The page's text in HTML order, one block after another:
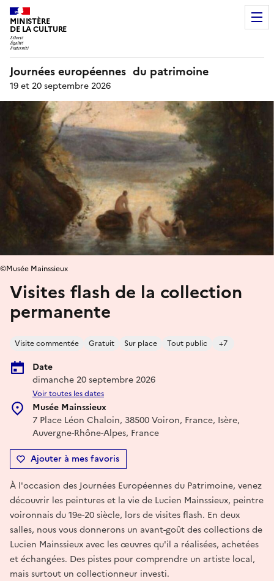
MINISTÈRE
DE LA CULTURE
Journées européennes du patrimoine
19 et 20 septembre 2026
Visites flash de la collection
permanente
Visite commentée Gratuit Sur place Tout public +7
Date
dimanche 20 septembre 2026
Voir toutes les dates
Musée Mainssieux
7 Place Léon Chaloin, 38500 Voiron, France, Isère,
Auvergne-Rhône-Alpes, France
Ajouter à mes favoris
©Musée Mainssieux
À l'occasion des Journées Européennes du Patrimoine, venez
découvrir les peintures et la vie de Lucien Mainssieux, peintre
voironnais du 19e-20 siècle, lors de visites flash. En deux
salles, nous vous donnerons un avant-goût des collections de
Lucien Mainssieux avec les œuvres qu'il a réalisées, achetées
et échangées. Des pistes pour comprendre un artiste local,
mais surtout un collectionneur investi.